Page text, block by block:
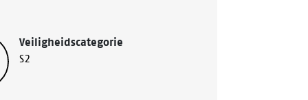
Veiligheidscategorie
S2